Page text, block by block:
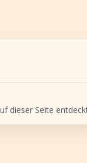
dieser Seite